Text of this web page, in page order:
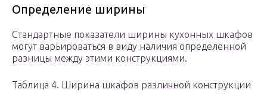
Определение ширины
Стандартные показатели ширины кухонных шкафов
могут варьироваться в виду наличия определенной
разницы между этими конструкциями.
Таблица 4. Ширина шкафов различной конструкции